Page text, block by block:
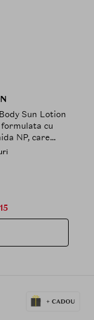
Sun Lotion
cu
NP, care
metinerea